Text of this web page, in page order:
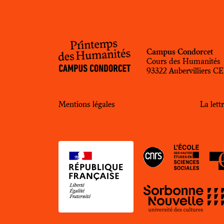
Campus Condorcet
Cours des Humanités
93322 Aubervilliers
Mentions légales La
CNRS